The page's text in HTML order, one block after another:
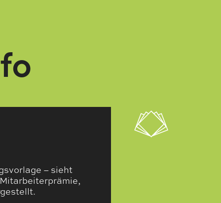
– sieht